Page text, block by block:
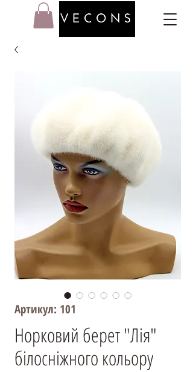
Артикул: 101
Норковий берет "Лія"
білосніжного кольору